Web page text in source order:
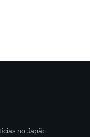
no Japão